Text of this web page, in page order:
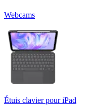
Webcams
Étuis clavier pour iPad